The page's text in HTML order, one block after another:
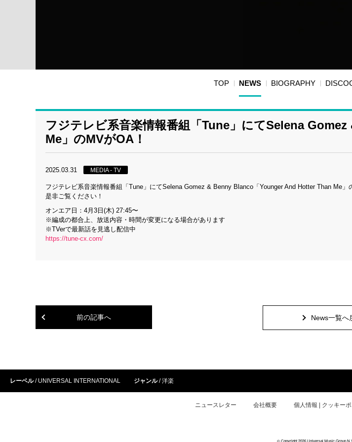
TOP NEWS BIOGRAPHY
フジテレビ系音楽情報番組「Tune」にてSelena
Me」のMVがOA！
2025.03.31 MEDIA - TV
フジテレビ系音楽情報番組「Tune」にてSelena Gomez & Benny Blanco「Younger And Hotter Than Me」
是非ご覧ください！
オンエア日：4月3日(木) 27:45〜
※編成の都合上、放送内容・時間が変更になる場合があります
※TVerで最新話を見逃し配信中
https://tune-cx.com/
前の記事へ News一覧へ
レーベル UNIVERSAL INTERNATIONAL ジャンル 洋楽
ニュースレター 会社概要 個人情報 | クッキー
© Copyright 2026 Universal Music Group